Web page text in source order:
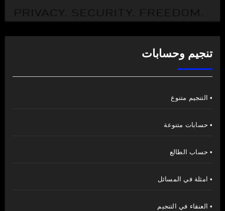
تنجيم وحسابات
• التنجيم متنوع
• حسابات متنوعة
• حساب الطالع
• امثلة في المسائل
• العنقاء في التنجيم